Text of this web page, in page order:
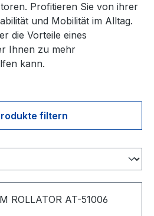
Profitieren Sie von ihrer
und Mobilität im Alltag.
die Vorteile eines
Ihnen zu mehr
kann.
filtern